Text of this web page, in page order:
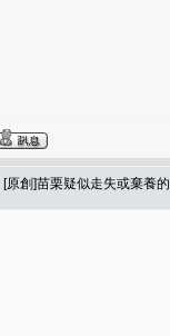
[原創]苗栗疑似走失或棄養